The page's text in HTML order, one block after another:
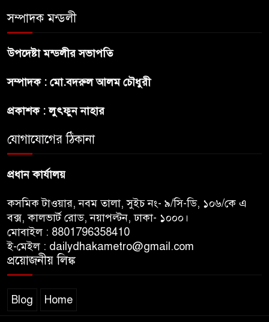
শেখ হাসিনার বক্তব্য প্রচার করলেই
ব্যবস্থা নিবে সরকার : প্রধানমন্ত্রীর
সম্পাদক মন্ডলী
উপদেষ্টা মন্ডলীর সভাপতি
সম্পাদক : মো.বদরুল আলম চৌধুরী
প্রকাশক : লুৎফুন নাহার
যোগাযোগের ঠিকানা
প্রধান কার্যালয়
কসমিক টাওয়ার, নবম তালা, সুইচ নং- ৯/সি-ডি, ১০৬/কে এ
বক্স, কালভার্ট রোড, নয়াপল্টন, ঢাকা- ১০০০।
মোবাইল : 8801796358410
ই-মেইল : dailydhakametro@gmail.com
প্রয়োজনীয় লিঙ্ক
Blog Home